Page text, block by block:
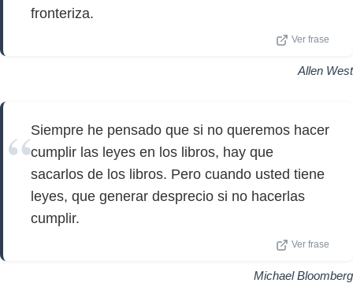
fronteriza.
Ver frase
Allen West
Siempre he pensado que si no queremos hacer
cumplir las leyes en los libros, hay que
sacarlos de los libros. Pero cuando usted tiene
leyes, que generar desprecio si no hacerlas
cumplir.
Ver frase
Michael Bloomberg